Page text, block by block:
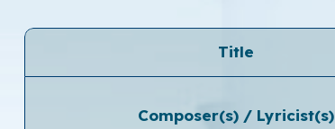
Title
Composer(s) / Lyricist(s)